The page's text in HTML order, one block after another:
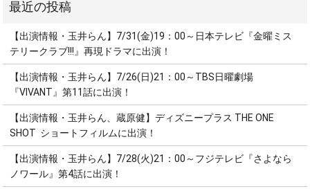
【出演情報・玉井らん】7/31(金)19：00～日本テレビ『金曜ミス
テリークラブ!!!』再現ドラマに出演！
【出演情報・玉井らん】7/26(日)21：00～TBS日曜劇場
『VIVANT』第11話に出演！
【出演情報・玉井らん、蔵原健】ディズニープラス THE ONE
SHOT ショートフィルムに出演！
【出演情報・玉井らん】7/28(火)21：00～フジテレビ『さよなら
ノワール』第4話に出演！